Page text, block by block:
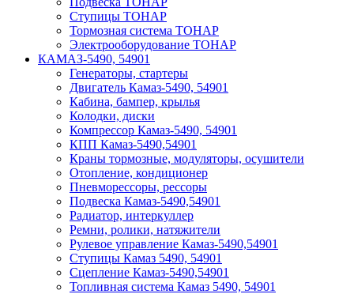
Ступицы ТОНАР
Тормозная система ТОНАР
Электрооборудование ТОНАР
КАМАЗ-5490, 54901
Генераторы, стартеры
Двигатель Камаз-5490, 54901
Кабина, бампер, крылья
Колодки, диски
Компрессор Камаз-5490, 54901
КПП Камаз-5490,54901
Краны тормозные, модуляторы, осушители
Отопление, кондиционер
Пневморессоры, рессоры
Подвеска Камаз-5490,54901
Радиатор, интеркуллер
Ремни, ролики, натяжители
Рулевое управление Камаз-5490,54901
Ступицы Камаз 5490, 54901
Сцепление Камаз-5490,54901
Топливная система Камаз 5490, 54901